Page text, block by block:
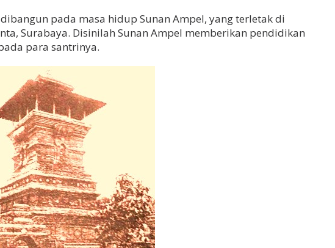
pada masa hidup Sunan Ampel, yang terletak di
Surabaya. Disinilah Sunan Ampel memberikan pendidikan
para santrinya.